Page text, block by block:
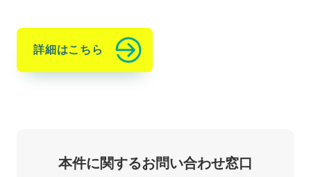
詳細はこちら
本件に関するお問い合わせ窓口